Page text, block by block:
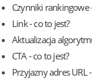
Czynniki rankingowe
Link - co to jest?
Aktualizacja
CTA - co to jest?
Przyjazny adres URL